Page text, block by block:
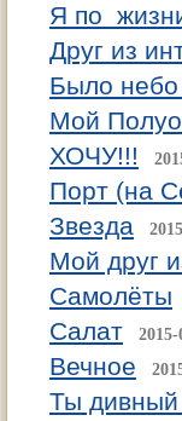
Я по
Друг из
Было небо
Мой
ХОЧУ!!!
Порт (на
Звезда
Мой друг
Самолёты
Салат
Вечное
Ты